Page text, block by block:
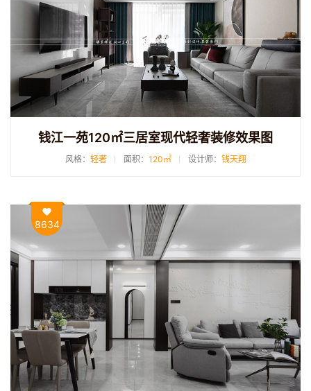
钱江一苑120㎡三居室现代轻奢装修效果图
风格： 轻奢 面积： 120㎡ 设计师： 钱天翔
8634